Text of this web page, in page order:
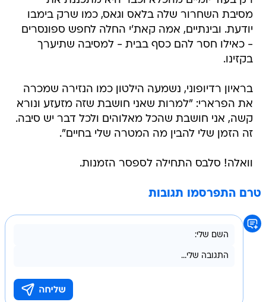
מסיבת השחרור שלה בלאס וגאס, כמו שרק בימבו
יודעת. ובינתיים, אמה קאת'י החלה לחפש ספונסרים
- כאילו חסר להם כסף בבית - למסיבה שתיערך
בקזינו.
בראיון רדיופוני, נשמעה הילטון כמו הנזירה שמכרה
את הפרארי: "למרות שאני חושבת שזה מזעזע ונורא
קשה, אני חושבת שהכל מאלוהים ולכל דבר יש סיבה.
זה הזמן שלי להבין מה המטרה שלי בחיים".
וואלה! סלבס התחילה לספסר הזמנות.
טרם התפרסמו תגובות